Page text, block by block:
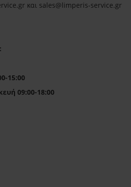
και sales@limperis-service.gr
15:00
09:00-18:00